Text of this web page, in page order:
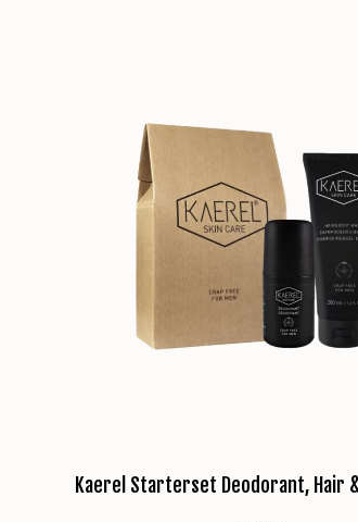
Kaerel Starterset Deodorant, Hair